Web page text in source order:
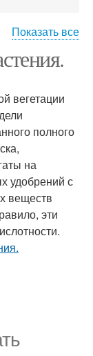
Показать все
вегетации
полного
на
удобрений с
веществ
эти